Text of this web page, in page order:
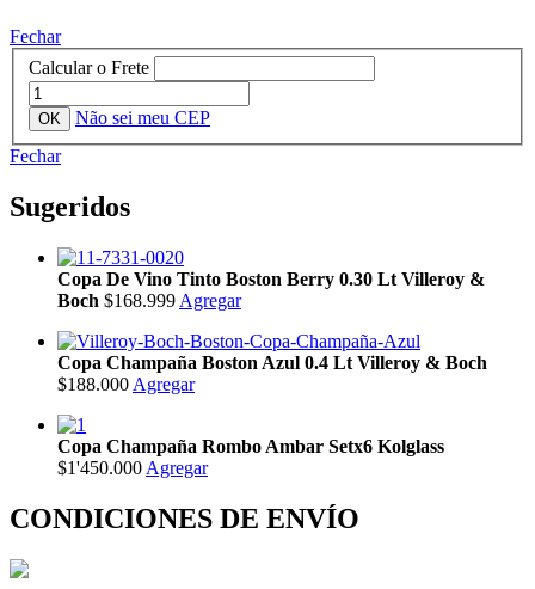
Fechar
Calcular o Frete
Não sei meu CEP
Fechar
Sugeridos
Copa De Vino Tinto Boston Berry 0.30 Lt Villeroy &
Boch $168.999 Agregar
Copa Champaña Boston Azul 0.4 Lt Villeroy & Boch
$188.000 Agregar
Copa Champaña Rombo Ambar Setx6 Kolglass
$1'450.000 Agregar
CONDICIONES DE ENVÍO